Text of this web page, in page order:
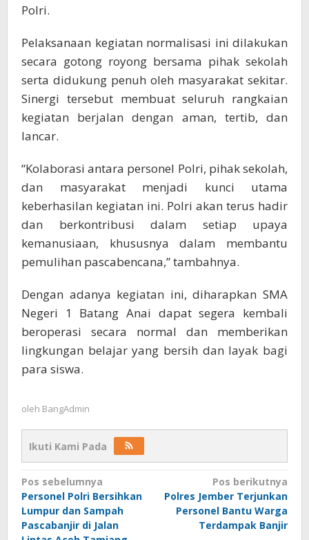
Polri.
Pelaksanaan kegiatan normalisasi ini dilakukan
secara gotong royong bersama pihak sekolah
serta didukung penuh oleh masyarakat sekitar.
Sinergi tersebut membuat seluruh rangkaian
kegiatan berjalan dengan aman, tertib, dan
lancar.
“Kolaborasi antara personel Polri, pihak sekolah,
dan masyarakat menjadi kunci utama
keberhasilan kegiatan ini. Polri akan terus hadir
dan berkontribusi dalam setiap upaya
kemanusiaan, khususnya dalam membantu
pemulihan pascabencana,” tambahnya.
Dengan adanya kegiatan ini, diharapkan SMA
Negeri 1 Batang Anai dapat segera kembali
beroperasi secara normal dan memberikan
lingkungan belajar yang bersih dan layak bagi
para siswa.
oleh BangAdmin
Ikuti Kami Pada
Navigasi
pos
Pos sebelumnya
Personel Polri Bersihkan
Lumpur dan Sampah
Pascabanjir di Jalan
Pos berikutnya
Polres Jember Terjunkan
Personel Bantu Warga
Terdampak Banjir